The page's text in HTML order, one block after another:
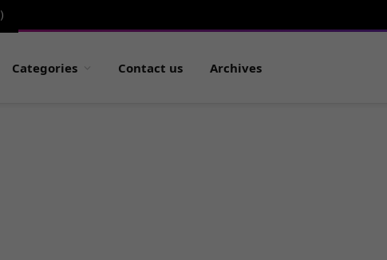
)
Categories Contact us Archives